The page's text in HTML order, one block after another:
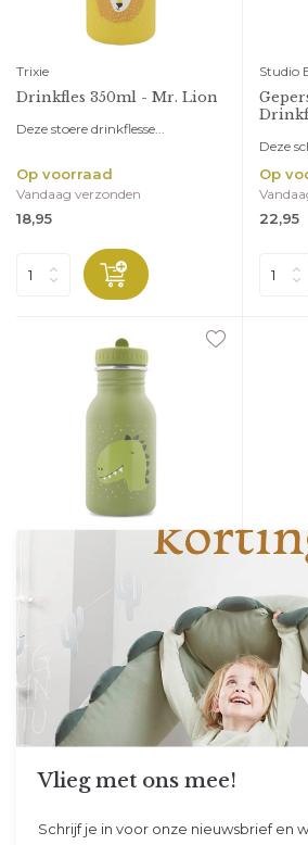
Trixie
Drinkfles 350ml - Mr. Lion
Deze stoere drinkflesse...
Op voorraad
Vandaag verzonden
18,95
Studio
Deze
Op
22,95
Deze stoere drinkflesse...
Op voorraad
Vandaag verzonden
18,95
Studio
Deze
Op
22,95
Vlieg met ons mee!
Schrijf je in voor onze nieuwsbrief en